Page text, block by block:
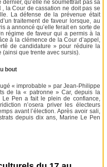
qu’elle ne soumettrait pas sa
la Cour de cassation ne doit pas se
La défense de la prévenue était
traitement de faveur lorsque, au
a annoncé qu’elle ferait en sorte de
régime de faveur qui a permis à la
à la clémence de la Cour d’appel,
de candidature » pour réduire la
(ainsi que trente avec sursis).
bout
« improbable » par Jean-Philippe
de la « patronne » Car, depuis la
Pen a fait le plein de confiance,
n’osera priver les électeurs
avant l’élection. Après avoir sali,
depuis dix ans, Marine Le Pen